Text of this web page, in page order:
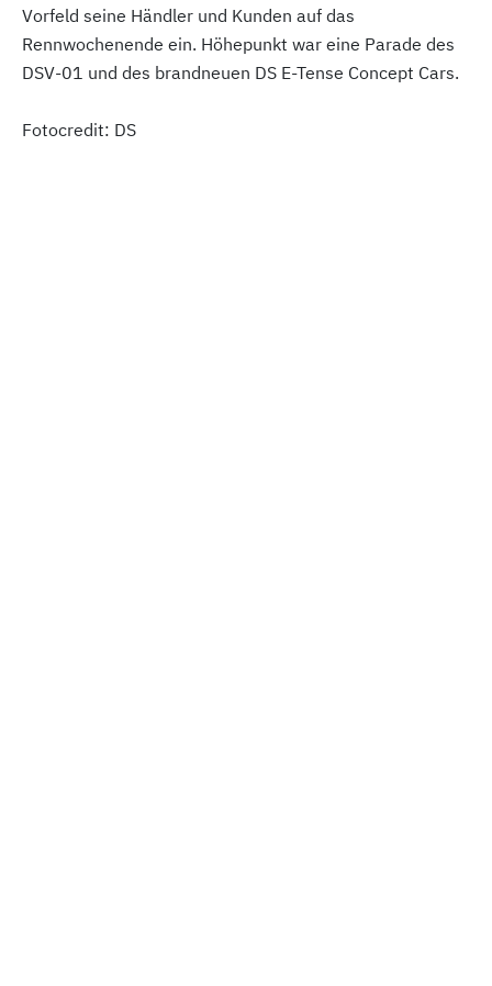
Vorfeld seine Händler und Kunden auf das
Rennwochenende ein. Höhepunkt war eine Parade des
DSV-01 und des brandneuen DS E-Tense Concept Cars.
Fotocredit: DS